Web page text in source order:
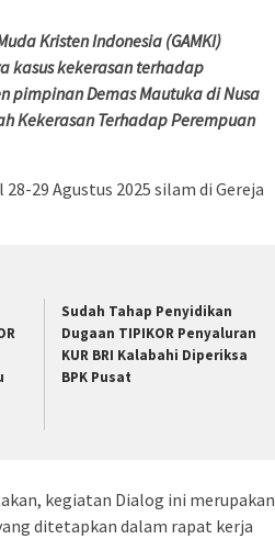
Kristen Indonesia (GAMKI)
kasus kekerasan terhadap
pimpinan Demas Mautuka di Nusa
Kekerasan Terhadap Perempuan
29 Agustus 2025 silam di Gereja
Sudah Tahap Penyidikan
Dugaan TIPIKOR Penyaluran
KUR BRI Kalabahi Diperiksa
BPK Pusat
kegiatan Dialog ini merupakan
ditetapkan dalam rapat kerja